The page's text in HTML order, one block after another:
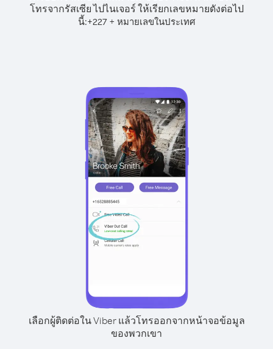
โทรจากรัสเซีย ไปไนเจอร์ ให้เรียกเลขหมายดังต่อไป
นี้:+227+ หมายเลขในประเทศ
เลือกผู้ติดต่อใน Viber แล้วโทรออกจากหน้าจอข้อมูล
ของพวกเขา